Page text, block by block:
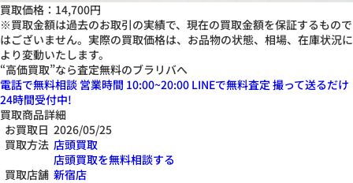
買取価格： 14,700円
※買取金額は過去のお取引の実績で、現在の買取金額を保証するもので
はございません。実際の買取価格は、お品物の状態、相場、在庫状況に
より変動いたします。
“高価買取”なら査定無料のブラリバへ
電話で無料相談 営業時間 10:00~20:00 LINEで無料査定 撮って送るだけ
24時間受付中!
買取商品詳細
お買取日 2026/05/25
買取方法 店頭買取
店頭買取を無料相談する
買取店舗 新宿店